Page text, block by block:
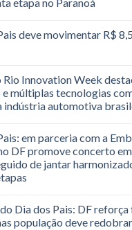
etapa no Paranoá
deve movimentar R$
Rio Innovation Week
e múltiplas tecnologias
indústria automotiva
em parceria com a
DF promove concerto
de jantar
Dia dos Pais: DF
população deve